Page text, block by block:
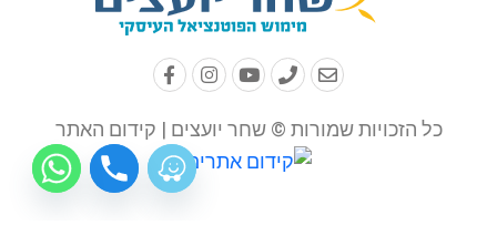
כל הזכויות שמורות © שחר יועצים | קידום האתר